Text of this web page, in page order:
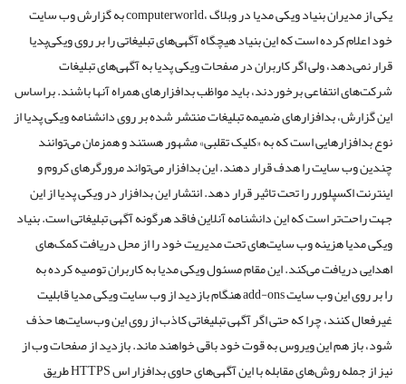
به گزارش وب سایت computerworld، یکی از مدیران بنیاد ویکی مدیا در وبلاگ
خود اعلام کرده است که این بنیاد هیچگاه آگهی‌های تبلیغاتی را بر روی ویکی‌پدیا
قرار نمی‌دهد، ولی اگر کاربران در صفحات ویکی پدیا به آگهی‌های تبلیغات
شرکت‌های انتفاعی برخوردند، باید مواظب بدافزارهای همراه آنها باشند. براساس
این گزارش، بدافزارهای ضمیمه تبلیغات منتشر شده بر روی دانشنامه ویکی پدیا از
نوع بدافزارهایی است که به «کلیک تقلبی» مشهور هستند و همزمان می‌توانند
چندین وب سایت را هدف قرار دهند. این بدافزار می‌تواند مرورگرهای کروم و
اینترنت اکسپلورر را تحت تاثیر قرار دهد. انتشار این بدافزار در ویکی پدیا از این
جهت راحت‌تر است که این دانشنامه آنلاین فاقد هرگونه آگهی تبلیغاتی است. بنیاد
ویکی مدیا هزینه وب سایت‌های تحت مدیریت خود را از محل دریافت کمک‌های
اهدایی دریافت می‌کند. این مقام مسئول ویکی مدیا به کاربران توصیه کرده به
هنگام بازدید از وب سایت ویکی مدیا قابلیت add-ons را بر روی این وب سایت‌
غیرفعال کنند، چرا که حتی اگر آگهی تبلیغاتی کاذب از روی این وب‌سایت‌ها حذف
شود، باز هم این ویروس به قوت خود باقی خواهند ماند. بازدید از صفحات وب از
طریق HTTPS نیز از جمله روش‌های مقابله با این آگهی‌های حاوی بدافزار اس